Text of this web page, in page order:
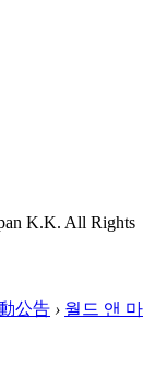
K.K. All Rights
公告 › 월드 앤 마